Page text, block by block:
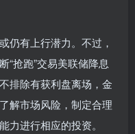
仍有上行潜力。不过，
“抢跑”交易美联储降息
排除有获利盘离场，金
解市场风险，‌制定合理
力进行相应的投资。